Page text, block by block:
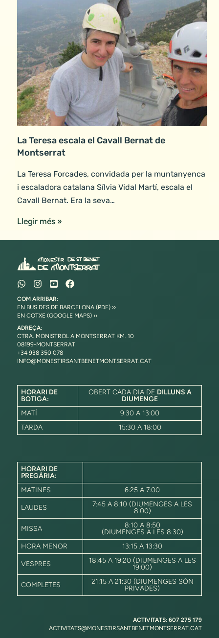
La Teresa escala el Cavall Bernat de
Montserrat
La Teresa Forcades, convidada per la muntanyenca
i escaladora catalana Sílvia Vidal Martí, escala el
Cavall Bernat. Era la seva…
Llegir més »
COM ARRIBAR:
EN BUS DES DE BARCELONA (PDF) ››
EN COTXE (GOOGLE MAPS) ››
ADREÇA:
CTRA. MONISTROL A MONTSERRAT KM. 10
08199-MONTSERRAT
+34 938 350 078
INFO@MONESTIRSANTBENETMONTSERRAT.CAT
HORARI DE
BOTIGA:
OBERT CADA DIA DE DILLUNS A
DIUMENGE
MATÍ
9:30 A 13:00
TARDA
15:30 A 18:00
HORARI DE
PREGÀRIA:
MATINES
6:25 A 7:00
LAUDES
7:45 A 8:10 (DIUMENGES A LES
8:00)
MISSA
8:10 A 8:50
(DIUMENGES A LES 8:30)
HORA MENOR
13:15 A 13:30
VESPRES
18:45 A 19:20 (DIUMENGES A LES
19:00)
COMPLETES
21:15 A 21:30 (DIUMENGES SÓN
PRIVADES)
ACTIVITATS: 607 275 179
ACTIVITATS@MONESTIRSANTBENETMONTSERRAT.CAT